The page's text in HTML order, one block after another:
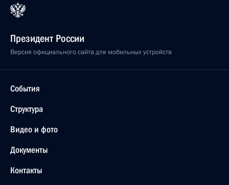
Президент России
Версия официального сайта для мобильных устройств
События
Структура
Видео и фото
Документы
Контакты